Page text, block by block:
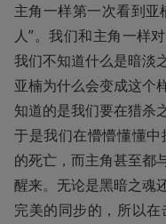
主角一样第一次看到亚
人”。我们和主角一样
我们不知道什么是暗淡
亚楠为什么会变成这个
知道的是我们要在猎杀
于是我们在懵懵懂懂
的死亡，而主角甚至都
醒来。无论是黑暗之魂
完美的同步的，所以